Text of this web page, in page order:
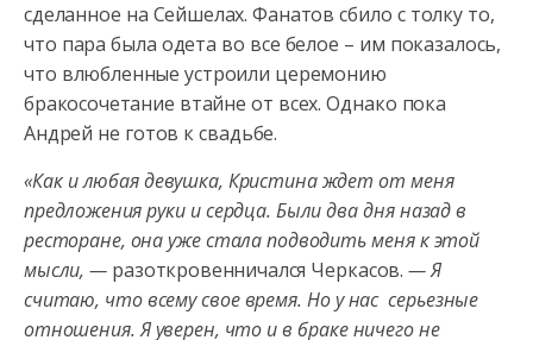
сделанное на Сейшелах. Фанатов сбило с толку то,
что пара была одета во все белое – им показалось,
что влюбленные устроили церемонию
бракосочетание втайне от всех. Однако пока
Андрей не готов к свадьбе.
«Как и любая девушка, Кристина ждет от меня
предложения руки и сердца. Были два дня назад в
ресторане, она уже стала подводить меня к этой
мысли, — разоткровенничался Черкасов.— Я
считаю, что всему свое время. Но у нас серьезные
отношения. Я уверен, что и в браке ничего не